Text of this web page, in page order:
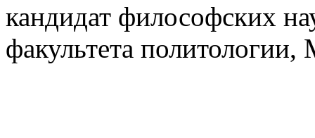
кандидат философских
факультета